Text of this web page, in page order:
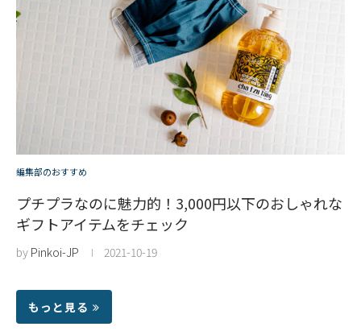
編集部のおすすめ
プチプラなのに魅力的！3,000円以下のおしゃれな
ギフトアイテムをチェック
by Pinkoi-JP 2021-10-19
もっと見る